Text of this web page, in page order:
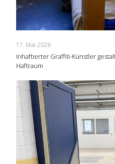
17. Mai 2026
Inhaftierter Graffiti-Künstler
Haftraum